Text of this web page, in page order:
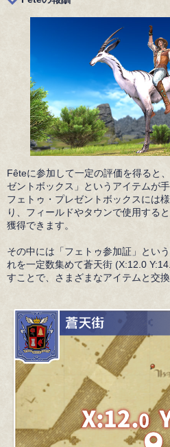
Fêteに参加して一定の評価を得ると
ゼントボックス」というアイテムが手
フェトゥ・プレゼントボックスには
り、フィールドやタウンで使用する
獲得できます。
その中には「フェトゥ参加証」とい
れを一定数集めて蒼天街 (X:12.0
すことで、さまざまなアイテムと交換